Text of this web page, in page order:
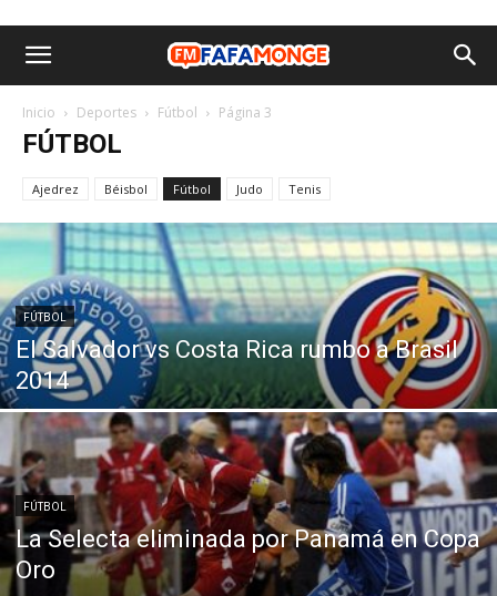
Inicio Deportes Fútbol Página 3
FÚTBOL
Ajedrez Béisbol Fútbol Judo Tenis
FÚTBOL
El Salvador vs Costa Rica rumbo a Brasil
2014
FÚTBOL
La Selecta eliminada por Panamá en Copa
Oro